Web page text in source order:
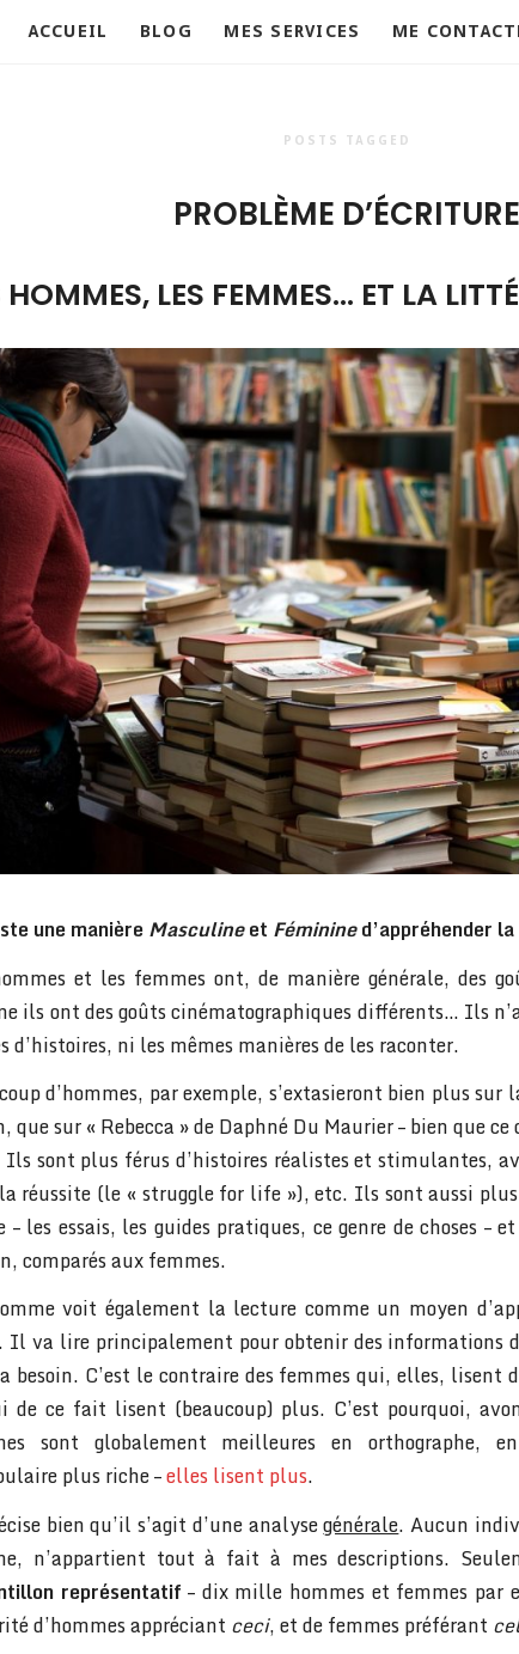
ACCUEIL BLOG MES SERVICES ME
POSTS TAGGED
PROBLÈME D’ÉCRITURE
HOMMES, LES FEMMES… ET LA
une manièreMasculineet Féminined’appréhender
et les femmes ont, de manière générale, des
ils ont des goûts cinématographiques différents… Ils
d’histoires, ni les mêmes manières de les raconter.
d’hommes, par exemple, s’extasieront bien plus sur
que sur « Rebecca » de Daphné Du Maurier – bien que
sont plus férus d’histoires réalistes et stimulantes,
réussite (le « struggle for life »), etc. Ils sont aussi
– les essais, les guides pratiques, ce genre de choses –
comparés aux femmes.
voit également la lecture comme un moyen
Il va lire principalement pour obtenir des informations
besoin. C’est le contraire des femmes qui, elles, lisent
de ce fait lisent (beaucoup) plus. C’est pourquoi,
sont globalement meilleures en orthographe,
plus riche –elles lisent plus.
bien qu’il s’agit d’une analysegénérale. Aucun
n’appartient tout à fait à mes descriptions.
représentatif – dix mille hommes et femmes par
d’hommes appréciant ceci, et de femmes préférant